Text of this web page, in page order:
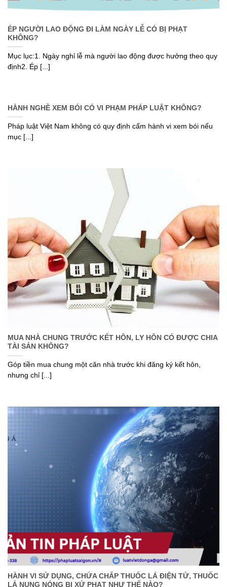
ÉP NGƯỜI LAO ĐỘNG ĐI LÀM NGÀY LỄ CÓ BỊ PHẠT
KHÔNG?
Mục lục:1. Ngày nghỉ lễ mà người lao động được hưởng theo quy
định2. Ép [...]
HÀNH NGHỀ XEM BÓI CÓ VI PHẠM PHÁP LUẬT KHÔNG?
Pháp luật Việt Nam không có quy định cấm hành vi xem bói nếu
mục [...]
MUA NHÀ CHUNG TRƯỚC KẾT HÔN, LY HÔN CÓ ĐƯỢC CHIA
TÀI SẢN KHÔNG?
Góp tiền mua chung một căn nhà trước khi đăng ký kết hôn,
nhưng chỉ [...]
HÀNH VI SỬ DỤNG, CHỨA CHẤP THUỐC LÁ ĐIỆN TỬ, THUỐC
LÁ NUNG NÓNG BỊ XỬ PHẠT NHƯ THẾ NÀO?